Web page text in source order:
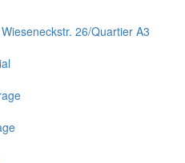
26/Quartier A3